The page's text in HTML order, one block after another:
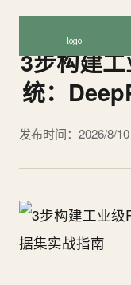
3步构建
统：
发布时间：2026/8/